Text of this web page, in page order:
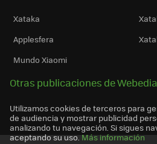
Xataka
Applesfera
Mundo Xiaomi
Otras publicaciones de Webedia
Utilizamos cookies de terceros para
de audiencia y mostrar publicidad
analizando tu navegación. Si sigues
aceptando su uso. Más información